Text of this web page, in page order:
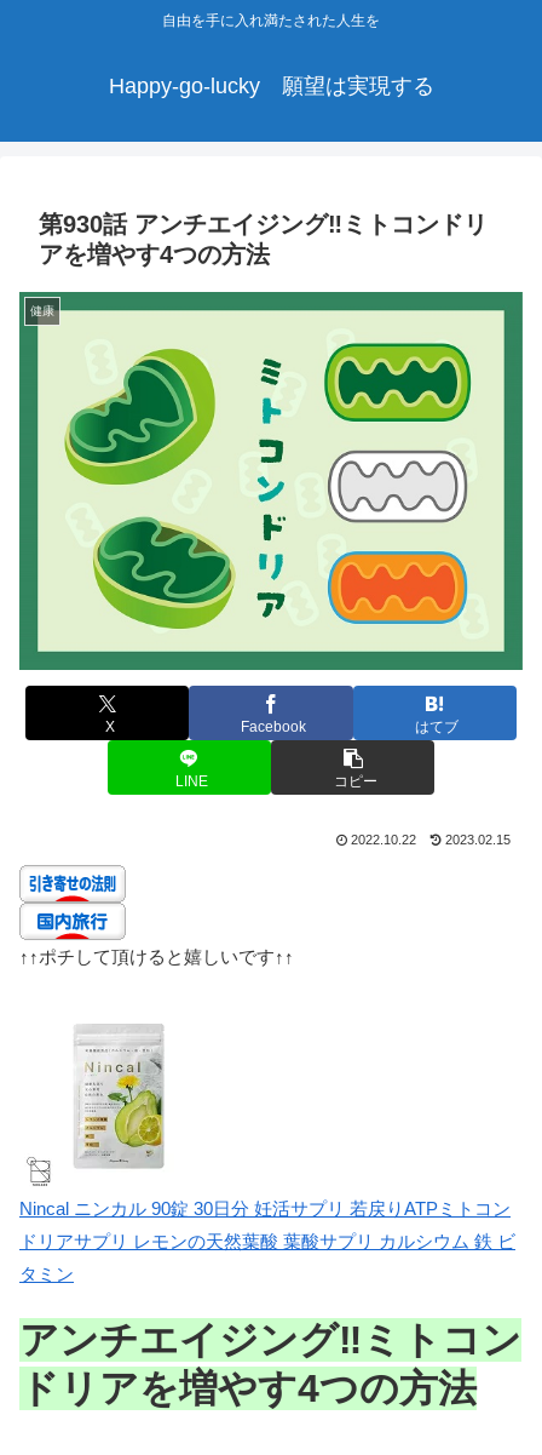
自由を手に入れ満たされた人生を
Happy-go-lucky 願望は実現する
第930話 アンチエイジング‼ミトコンドリ
アを増やす4つの方法
健康
X Facebook はてブ
LINE コピー
2022.10.22 2023.02.15
↑↑ポチして頂けると嬉しいです↑↑
Nincal ニンカル 90錠 30日分 妊活サプリ 若戻りATPミトコン
ドリアサプリ レモンの天然葉酸 葉酸サプリ カルシウム 鉄 ビ
タミン
アンチエイジング‼ミトコン
ドリアを増やす4つの方法